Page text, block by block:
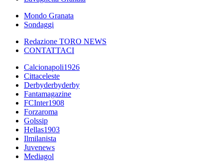
Mondo Granata
Sondaggi
Redazione TORO NEWS
CONTATTACI
Calcionapoli1926
Cittaceleste
Derbyderbyderby
Fantamagazine
FCInter1908
Forzaroma
Golssip
Hellas1903
Ilmilanista
Juvenews
Mediagol